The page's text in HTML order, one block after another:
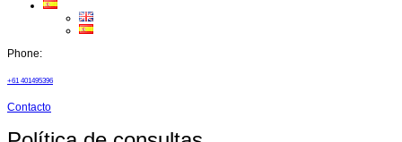
Phone:
+61 401495396
Contacto